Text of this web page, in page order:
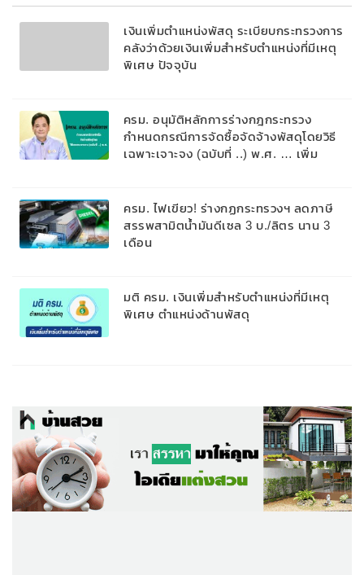
เงินเพิ่มตำแหน่งพัสดุ ระเบียบกระทรวงการ
คลังว่าด้วยเงินเพิ่มสำหรับตำแหน่งที่มีเหตุ
พิเศษ ปัจจุบัน
​ครม. อนุมัติหลักการร่างกฎกระทรวง
กำหนดกรณีการจัดซื้อจัดจ้างพัสดุโดยวิธี
เฉพาะเจาะจง (ฉบับที่ ..) พ.ศ. … เพิ่ม
ครม. ไฟเขียว! ร่างกฏกระทรวงฯ ลดภาษี
สรรพสามิตน้ำมันดีเซล 3 บ./ลิตร นาน 3
เดือน
มติ ครม. เงินเพิ่มสำหรับตำแหน่งที่มีเหตุ
พิเศษ ตำแหน่งด้านพัสดุ